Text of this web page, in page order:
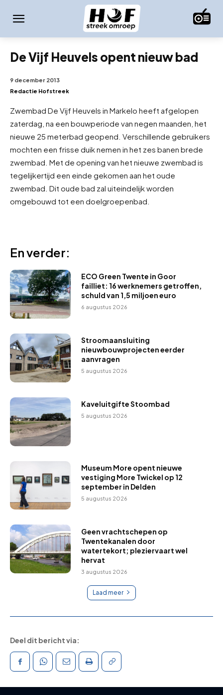
De Vijf Heuvels opent nieuw bad
9 december 2013
Redactie Hofstreek
Zwembad De Vijf Heuvels in Markelo heeft afgelopen
zaterdag, na een bouwperiode van negen maanden, het
nieuwe 25 meterbad geopend. Verschillende gebruikers
mochten een frisse duik nemen in het zes banen brede
zwembad. Met de opening van het nieuwe zwembad is
tegelijkertijd een einde gekomen aan het oude
zwembad. Dit oude bad zal uiteindelijk worden
omgebouwd tot een doelgroepenbad.
En verder:
ECO Green Twente in Goor
failliet: 16 werknemers getroffen,
schuld van 1,5 miljoen euro
6 augustus 2026
Stroomaansluiting
nieuwbouwprojecten eerder
aanvragen
5 augustus 2026
Kaveluitgifte Stoombad
5 augustus 2026
Museum More opent nieuwe
vestiging More Twickel op 12
september in Delden
5 augustus 2026
Geen vrachtschepen op
Twentekanalen door
watertekort; pleziervaart wel
hervat
3 augustus 2026
Laad meer
Deel dit bericht via: